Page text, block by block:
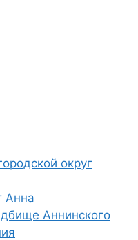
округ
Анна
Аннинского